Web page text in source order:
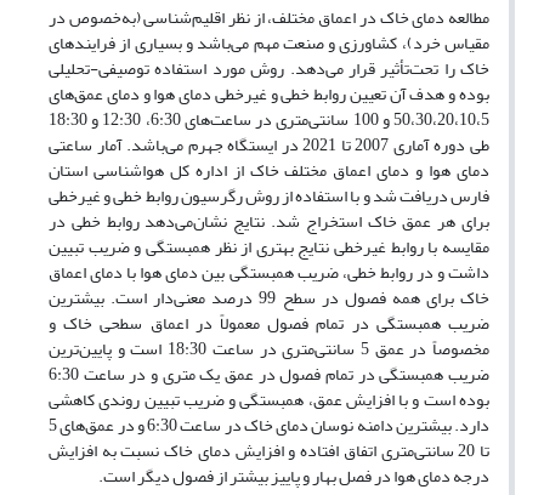
مطالعه دمای خاک در اعماق مختلف، از نظر اقلیم‌شناسی (به‌خصوص در
مقیاس خرد)، کشاورزی و صنعت مهم می‌باشد و بسیاری از فرایندهای
خاک را تحت‌تأثیر قرار می‌دهد. روش مورد استفاده توصیفی-تحلیلی
بوده و هدف آن تعیین روابط خطی و غیرخطی دمای هوا و دمای عمق‌های
50،30،20،10،5 و 100 سانتی‌متری در ساعت‌های 6:30، 12:30 و 18:30
طی دوره آماری 2007 تا 2021 در ایستگاه جهرم می‌باشد. آمار ساعتی
دمای هوا و دمای اعماق مختلف خاک از اداره کل هواشناسی استان
فارس دریافت شد و با استفاده از روش رگرسیون روابط خطی و غیرخطی
برای هر عمق خاک استخراج شد. نتایج نشان‌می‌دهد روابط خطی در
مقایسه با روابط غیرخطی نتایج بهتری از نظر همبستگی و ضریب تبیین
داشت و در روابط خطی، ضریب همبستگی بین دمای هوا با دمای اعماق
خاک برای همه فصول در سطح 99 درصد معنی‌دار است. بیشترین
ضریب همبستگی در تمام فصول معمولاً در اعماق سطحی خاک و
مخصوصاً در عمق 5 سانتی‌متری در ساعت 18:30 است و پایین‌ترین
ضریب همبستگی در تمام فصول در عمق یک متری و در ساعت 6:30
بوده است و با افزایش عمق، همبستگی و ضریب تبیین روندی کاهشی
دارد. بیشترین دامنه نوسان دمای خاک در ساعت 6:30 و در عمق‌های 5
تا 20 سانتی‌متری اتفاق افتاده و افزایش دمای خاک نسبت به افزایش
درجه دمای هوا در فصل بهار و پاییز بیشتر از فصول دیگر است.